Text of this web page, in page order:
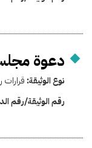
دعوة
نوع الوثيقة: قرارات
رقم الوثيقة/رقم